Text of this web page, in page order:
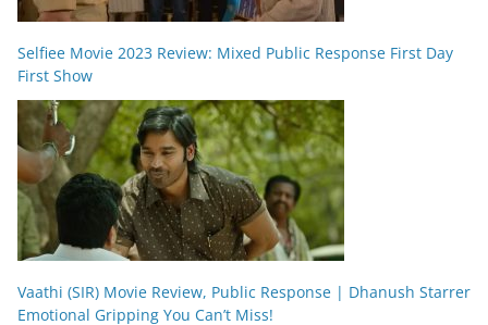
Selfiee Movie 2023 Review: Mixed Public Response First Day
First Show
Vaathi (SIR) Movie Review, Public Response | Dhanush Starrer
Emotional Gripping You Can’t Miss!